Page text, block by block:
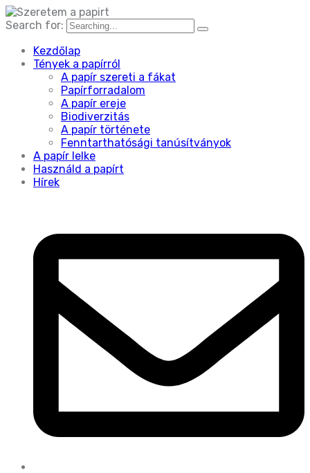
Search for:
Kezdőlap
Tények a papírról
A papír szereti a fákat
Papírforradalom
A papír ereje
Biodiverzitás
A papír története
Fenntarthatósági tanúsítványok
A papír lelke
Használd a papírt
Hírek